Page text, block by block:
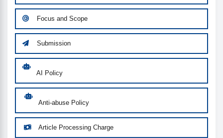
Focus and Scope
Submission
AI Policy
Anti-abuse Policy
Article Processing Charge